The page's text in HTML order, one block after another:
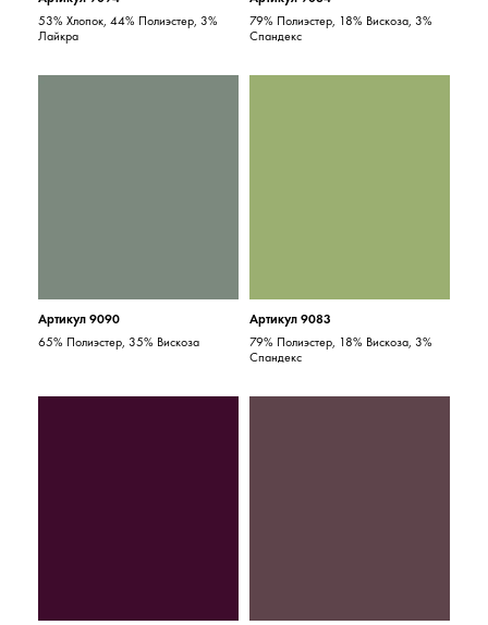
53% Хлопок, 44% Полиэстер, 3%
Лайкра
79% Полиэстер, 18% Вискоза, 3%
Спандекс
Артикул 9090
65% Полиэстер, 35% Вискоза
Артикул 9083
79% Полиэстер, 18% Вискоза, 3%
Спандекс